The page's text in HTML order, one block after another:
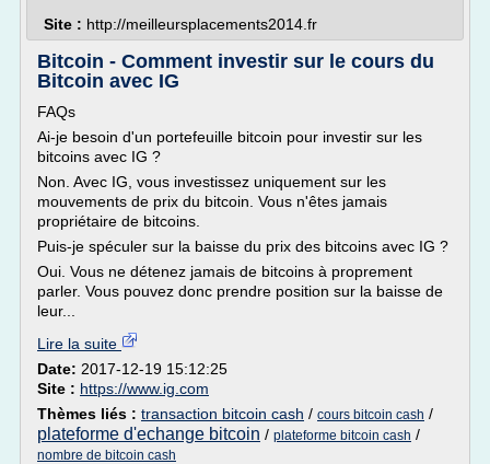
Site : http://meilleursplacements2014.fr
Bitcoin - Comment investir sur le cours du
Bitcoin avec IG
FAQs
Ai-je besoin d'un portefeuille bitcoin pour investir sur les
bitcoins avec IG ?
Non. Avec IG, vous investissez uniquement sur les
mouvements de prix du bitcoin. Vous n'êtes jamais
propriétaire de bitcoins.
Puis-je spéculer sur la baisse du prix des bitcoins avec IG ?
Oui. Vous ne détenez jamais de bitcoins à proprement
parler. Vous pouvez donc prendre position sur la baisse de
leur...
Lire la suite
Date: 2017-12-19 15:12:25
Site : https://www.ig.com
Thèmes liés : transaction bitcoin cash / cours bitcoin cash /
plateforme d'echange bitcoin / plateforme bitcoin cash /
nombre de bitcoin cash